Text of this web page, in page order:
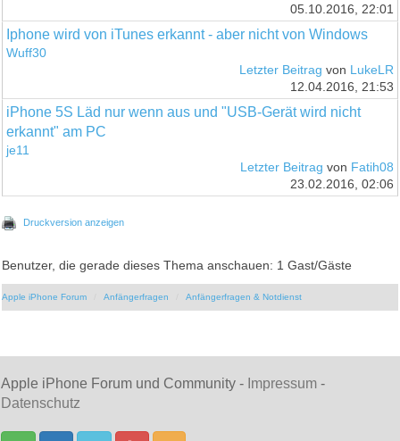
05.10.2016, 22:01
Iphone wird von iTunes erkannt - aber nicht von Windows
Wuff30
Letzter Beitrag von LukeLR
12.04.2016, 21:53
iPhone 5S Läd nur wenn aus und "USB-Gerät wird nicht
erkannt" am PC
je11
Letzter Beitrag von Fatih08
23.02.2016, 02:06
Druckversion anzeigen
Benutzer, die gerade dieses Thema anschauen: 1 Gast/Gäste
Apple iPhone Forum Anfängerfragen Anfängerfragen & Notdienst
Apple iPhone Forum und Community - Impressum -
Datenschutz